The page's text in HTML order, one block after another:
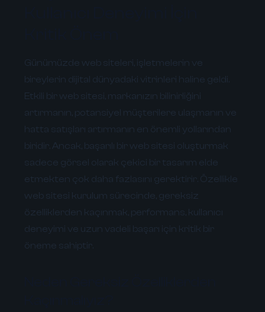
Günümüzde web siteleri, işletmelerin ve
bireylerin dijital dünyadaki vitrinleri haline geldi.
Etkili bir web sitesi, markanızın bilinirliğini
artırmanın, potansiyel müşterilere ulaşmanın ve
hatta satışları artırmanın en önemli yollarından
biridir. Ancak, başarılı bir web sitesi oluşturmak
sadece görsel olarak çekici bir tasarım elde
etmekten çok daha fazlasını gerektirir. Özellikle
web sitesi kurulum sürecinde, gereksiz
özelliklerden kaçınmak, performans, kullanıcı
deneyimi ve uzun vadeli başarı için kritik bir
öneme sahiptir.